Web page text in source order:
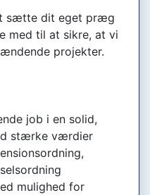
sætte dit eget præg
med til at sikre, at vi
projekter.
job i en solid,
stærke værdier
mulighed for